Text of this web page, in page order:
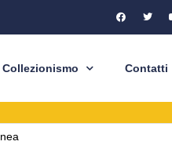
Collezionismo Contatti